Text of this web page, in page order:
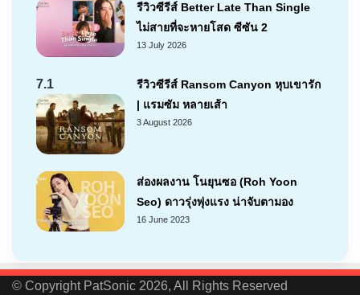
รีวิวซีรีส์ Better Late Than Single
ไม่สายที่จะหายโสด ซีซัน 2
13 July 2026
7.1
รีวิวซีรีส์ Ransom Canyon หุบเขารัก
| แรมซัม หลายเส้า
3 August 2026
ส่องผลงาน โนยุนซอ (Roh Yoon
Seo) ดาวรุ่งพุ่งแรง น่าจับตามอง
16 June 2023
© Copyright PatSonic 2026, All Rights Reserved